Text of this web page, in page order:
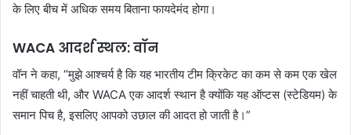
के लिए बीच में अधिक समय बिताना फायदेमंद होगा।
WACA आदर्श स्थल: वॉन
वॉन ने कहा, “मुझे आश्चर्य है कि यह भारतीय टीम क्रिकेट का कम से कम एक खेल
नहीं चाहती थी, और WACA एक आदर्श स्थान है क्योंकि यह ऑप्टस (स्टेडियम) के
समान पिच है, इसलिए आपको उछाल की आदत हो जाती है।”